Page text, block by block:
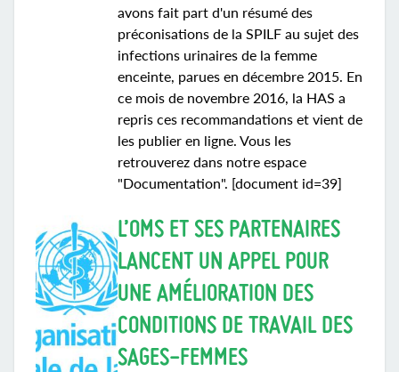
avons fait part d'un résumé des
préconisations de la SPILF au sujet des
infections urinaires de la femme
enceinte, parues en décembre 2015. En
ce mois de novembre 2016, la HAS a
repris ces recommandations et vient de
les publier en ligne. Vous les
retrouverez dans notre espace
"Documentation". [document id=39]
L’OMS ET SES PARTENAIRES
LANCENT UN APPEL POUR
UNE AMÉLIORATION DES
CONDITIONS DE TRAVAIL DES
SAGES-FEMMES